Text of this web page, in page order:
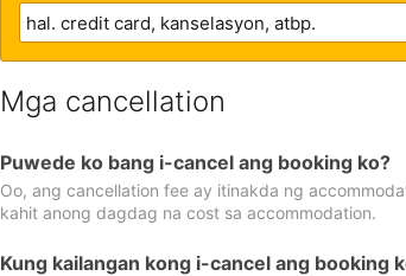
Mga cancellation
Puwede ko bang i-cancel ang booking ko?
Oo, ang cancellation fee ay itinakda ng
kahit anong dagdag na cost sa accommodation.
Kung kailangan kong i-cancel ang booking